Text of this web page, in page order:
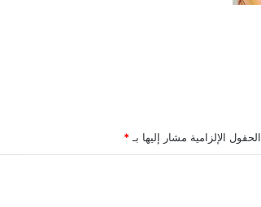
الحقول الإلزامية مشار إليها بـ *